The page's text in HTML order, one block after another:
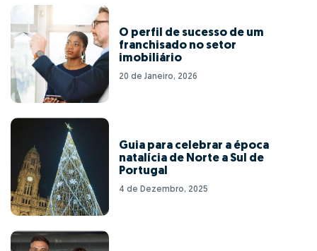
O perfil de sucesso de um
franchisado no setor
imobiliário
20 de Janeiro, 2026
Guia para celebrar a época
natalícia de Norte a Sul de
Portugal
4 de Dezembro, 2025